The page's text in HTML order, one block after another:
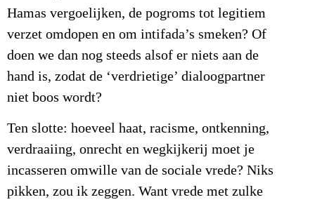
Hamas vergoelijken, de pogroms tot legitiem
verzet omdopen en om intifada’s smeken? Of
doen we dan nog steeds alsof er niets aan de
hand is, zodat de ‘verdrietige’ dialoogpartner
niet boos wordt?
Ten slotte: hoeveel haat, racisme, ontkenning,
verdraaiing, onrecht en wegkijkerij moet je
incasseren omwille van de sociale vrede? Niks
pikken, zou ik zeggen. Want vrede met zulke